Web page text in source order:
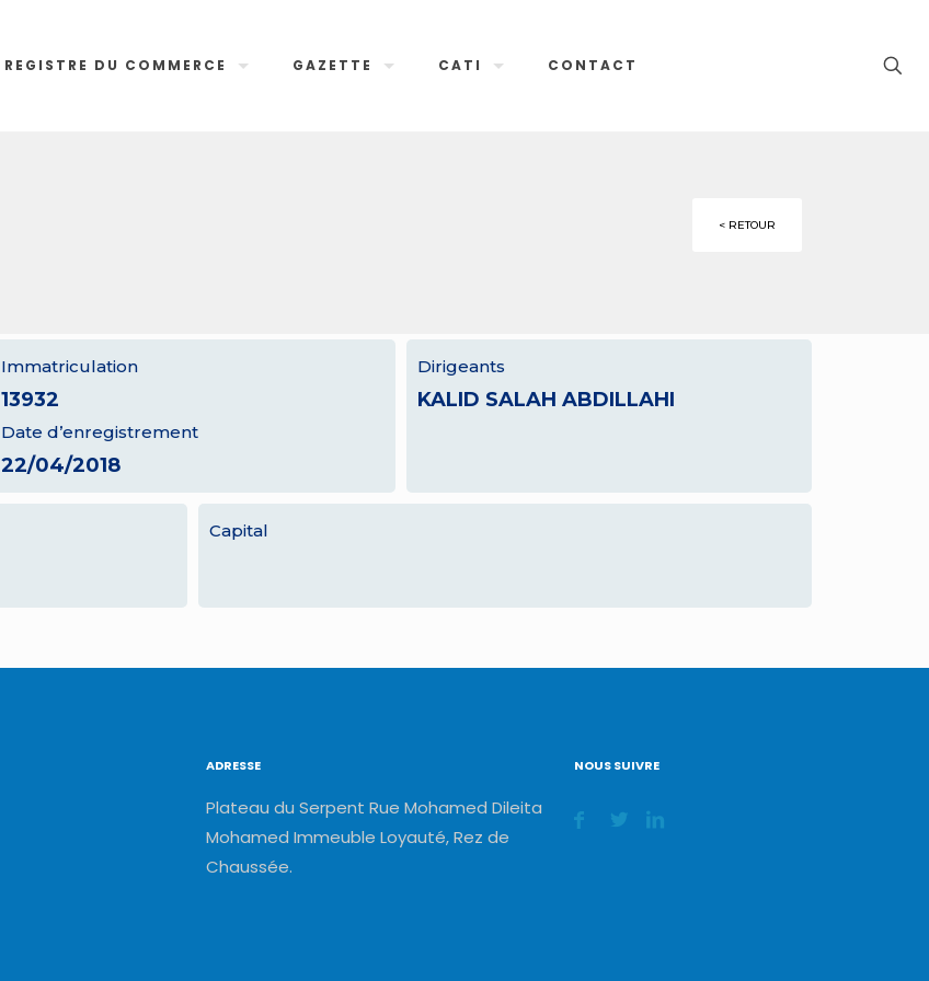
REGISTRE DU COMMERCE GAZETTE CATI CONTACT
< RETOUR
Immatriculation
13932
Date d’enregistrement
22/04/2018
Dirigeants
KALID SALAH ABDILLAHI
Capital
ADRESSE
Plateau du Serpent Rue Mohamed Dileita
Mohamed Immeuble Loyauté, Rez de
Chaussée.
NOUS SUIVRE